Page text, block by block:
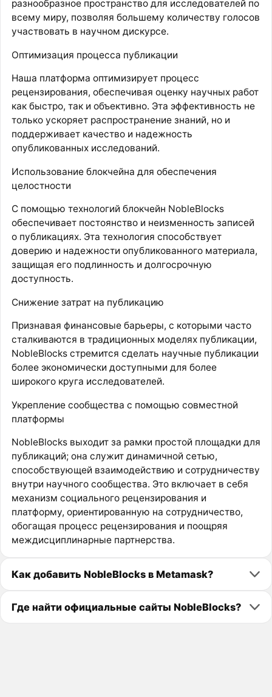
разнообразное пространство для исследователей по
всему миру, позволяя большему количеству голосов
участвовать в научном дискурсе.
Оптимизация процесса публикации
Наша платформа оптимизирует процесс
рецензирования, обеспечивая оценку научных работ
как быстро, так и объективно. Эта эффективность не
только ускоряет распространение знаний, но и
поддерживает качество и надежность
опубликованных исследований.
Использование блокчейна для обеспечения
целостности
С помощью технологий блокчейн NobleBlocks
обеспечивает постоянство и неизменность записей
о публикациях. Эта технология способствует
доверию и надежности опубликованного материала,
защищая его подлинность и долгосрочную
доступность.
Снижение затрат на публикацию
Признавая финансовые барьеры, с которыми часто
сталкиваются в традиционных моделях публикации,
NobleBlocks стремится сделать научные публикации
более экономически доступными для более
широкого круга исследователей.
Укрепление сообщества с помощью совместной
платформы
NobleBlocks выходит за рамки простой площадки для
публикаций; она служит динамичной сетью,
способствующей взаимодействию и сотрудничеству
внутри научного сообщества. Это включает в себя
механизм социального рецензирования и
платформу, ориентированную на сотрудничество,
обогащая процесс рецензирования и поощряя
междисциплинарные партнерства.
Как добавить NobleBlocks в Metamask?
Где найти официальные сайты NobleBlocks?